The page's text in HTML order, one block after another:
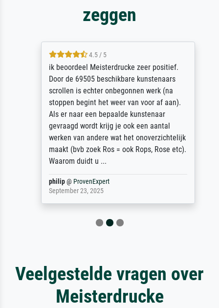
zeggen
4.5 / 5
ik beoordeel Meisterdrucke zeer positief.
Door de 69505 beschikbare kunstenaars
scrollen is echter onbegonnen werk (na
stoppen begint het weer van voor af aan).
Als er naar een bepaalde kunstenaar
gevraagd wordt krijg je ook een aantal
werken van andere wat het onoverzichtelijk
maakt (bvb zoek Ros = ook Rops, Rose etc).
Waarom duidt u ...
philip@ProvenExpert
September 23, 2025
Veelgestelde vragen over
Meisterdrucke